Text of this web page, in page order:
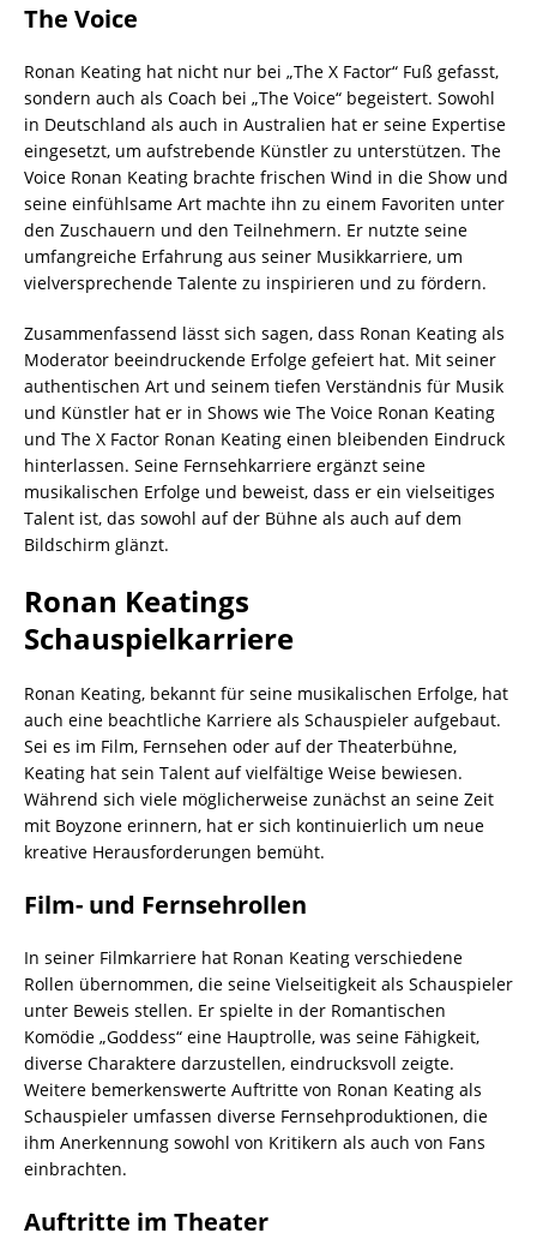
The Voice
Ronan Keating hat nicht nur bei „The X Factor“ Fuß gefasst,
sondern auch als Coach bei „The Voice“ begeistert. Sowohl
in Deutschland als auch in Australien hat er seine Expertise
eingesetzt, um aufstrebende Künstler zu unterstützen. The
Voice Ronan Keating brachte frischen Wind in die Show und
seine einfühlsame Art machte ihn zu einem Favoriten unter
den Zuschauern und den Teilnehmern. Er nutzte seine
umfangreiche Erfahrung aus seiner Musikkarriere, um
vielversprechende Talente zu inspirieren und zu fördern.
Zusammenfassend lässt sich sagen, dass Ronan Keating als
Moderator beeindruckende Erfolge gefeiert hat. Mit seiner
authentischen Art und seinem tiefen Verständnis für Musik
und Künstler hat er in Shows wie The Voice Ronan Keating
und The X Factor Ronan Keating einen bleibenden Eindruck
hinterlassen. Seine Fernsehkarriere ergänzt seine
musikalischen Erfolge und beweist, dass er ein vielseitiges
Talent ist, das sowohl auf der Bühne als auch auf dem
Bildschirm glänzt.
Ronan Keatings
Schauspielkarriere
Ronan Keating, bekannt für seine musikalischen Erfolge, hat
auch eine beachtliche Karriere als Schauspieler aufgebaut.
Sei es im Film, Fernsehen oder auf der Theaterbühne,
Keating hat sein Talent auf vielfältige Weise bewiesen.
Während sich viele möglicherweise zunächst an seine Zeit
mit Boyzone erinnern, hat er sich kontinuierlich um neue
kreative Herausforderungen bemüht.
Film- und Fernsehrollen
In seiner Filmkarriere hat Ronan Keating verschiedene
Rollen übernommen, die seine Vielseitigkeit als Schauspieler
unter Beweis stellen. Er spielte in der Romantischen
Komödie „Goddess“ eine Hauptrolle, was seine Fähigkeit,
diverse Charaktere darzustellen, eindrucksvoll zeigte.
Weitere bemerkenswerte Auftritte von Ronan Keating als
Schauspieler umfassen diverse Fernsehproduktionen, die
ihm Anerkennung sowohl von Kritikern als auch von Fans
einbrachten.
Auftritte im Theater